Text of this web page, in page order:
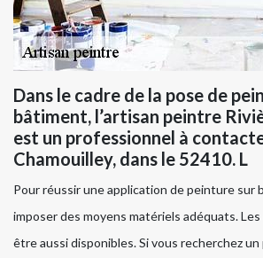
Dans le cadre de la pose de
bâtiment, l’artisan peintre
est un professionnel à
Chamouilley, dans le 52410. L
Pour réussir une application de peinture sur
imposer des moyens matériels adéquats.
être aussi disponibles. Si vous recherchez